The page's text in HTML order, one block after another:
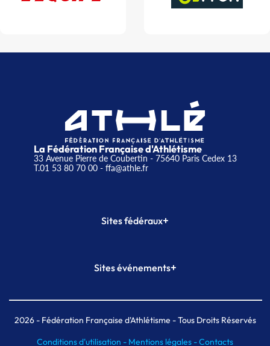
La Fédération Française d'Athlétisme
33 Avenue Pierre de Coubertin - 75640 Paris Cedex 13
T.01 53 80 70 00- ffa@athle.fr
Sites fédéraux+
Plateforme Formation
Sites événements+
Meeting de Paris indoor
MAIF Ekiden de Paris
2026- Fédération Française d'Athlétisme - Tous Droits Réservés
Conditions d'utilisation - Mentions légales -Contacts